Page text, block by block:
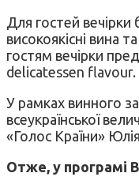
Для гостей вечірки
високоякісні вина
гостям вечірки
delicatessen flavour.
У рамках винного
всеукраїнської
«Голос Країни»
Отже, у програмі